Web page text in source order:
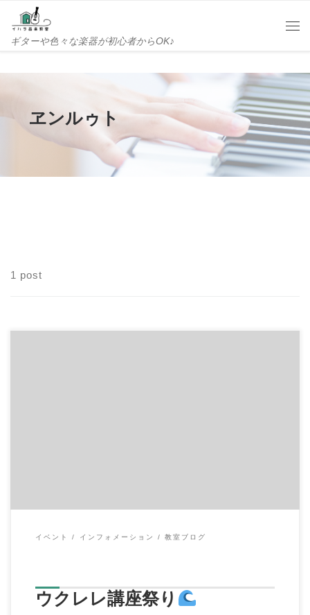
Skip to content
ギターや色々な楽器が初心者からOK♪
ヱンルゥト
1 post
イベント インフォメーション 教室ブログ
ウクレレ講座祭り